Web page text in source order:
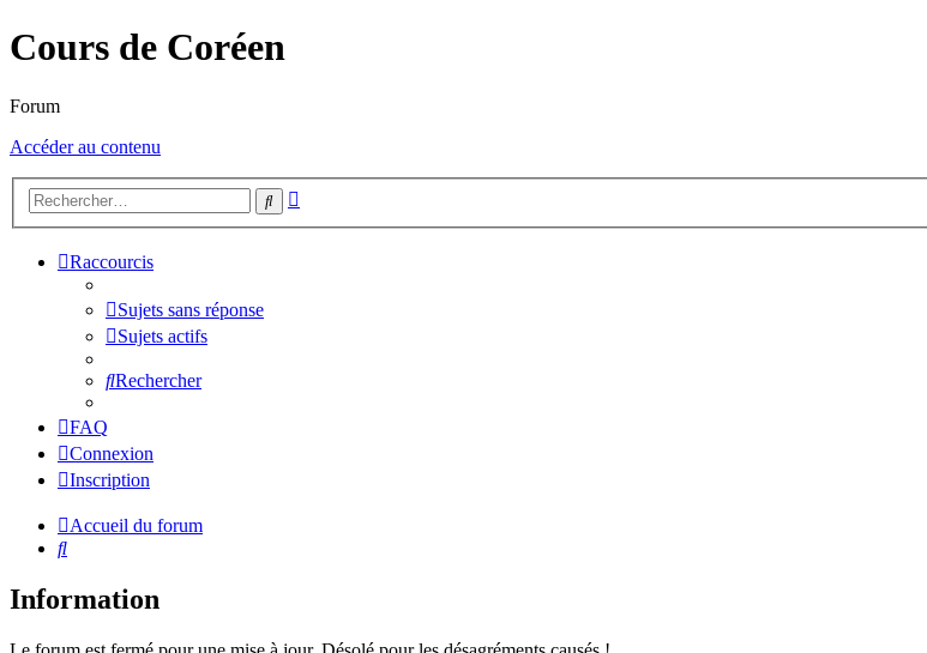
Cours de Coréen
Forum
Accéder au contenu
Rechercher
Raccourcis
Sujets sans réponse
Sujets actifs
Rechercher
FAQ
Connexion
Inscription
Accueil du forum
Rechercher
Information